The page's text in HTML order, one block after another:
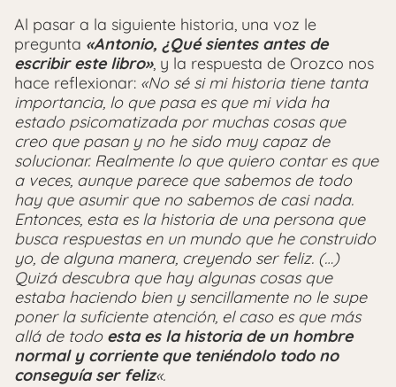
Al pasar a la siguiente historia, una voz le
pregunta «Antonio, ¿Qué sientes antes de
escribir este libro», y la respuesta de Orozco nos
hace reflexionar: «No sé si mi historia tiene tanta
importancia, lo que pasa es que mi vida ha
estado psicomatizada por muchas cosas que
creo que pasan y no he sido muy capaz de
solucionar. Realmente lo que quiero contar es que
a veces, aunque parece que sabemos de todo
hay que asumir que no sabemos de casi nada.
Entonces, esta es la historia de una persona que
busca respuestas en un mundo que he construido
yo, de alguna manera, creyendo ser feliz. (…)
Quizá descubra que hay algunas cosas que
estaba haciendo bien y sencillamente no le supe
poner la suficiente atención, el caso es que más
allá de todo esta es la historia de un hombre
normal y corriente que teniéndolo todo no
conseguía ser feliz«.